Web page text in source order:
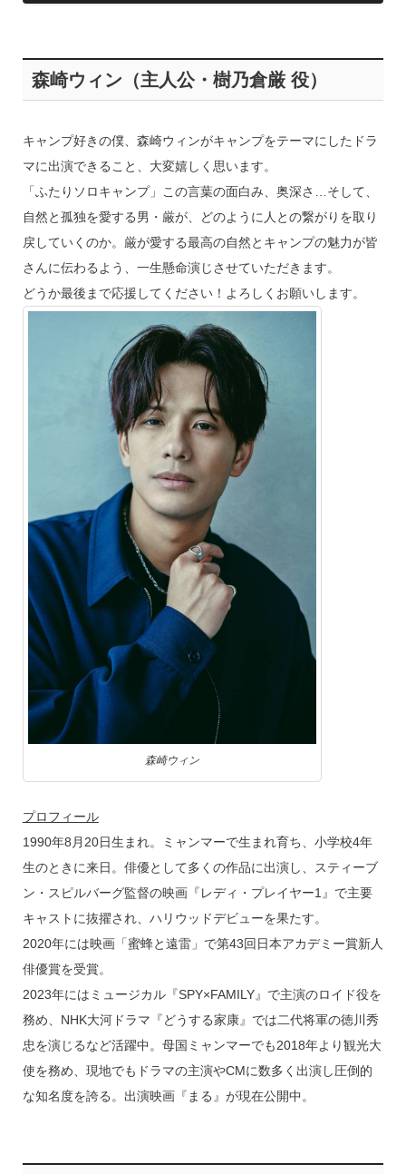
森崎ウィン（主人公・樹乃倉厳 役）
キャンプ好きの僕、森崎ウィンがキャンプをテーマにしたドラ
マに出演できること、大変嬉しく思います。
「ふたりソロキャンプ」この言葉の面白み、奥深さ…そして、
自然と孤独を愛する男・厳が、どのように人との繋がりを取り
戻していくのか。厳が愛する最高の自然とキャンプの魅力が皆
さんに伝わるよう、一生懸命演じさせていただきます。
どうか最後まで応援してください！よろしくお願いします。
森崎ウィン
プロフィール
1990年8月20日生まれ。ミャンマーで生まれ育ち、小学校4年
生のときに来日。俳優として多くの作品に出演し、スティーブ
ン・スピルバーグ監督の映画『レディ・プレイヤー1』で主要
キャストに抜擢され、ハリウッドデビューを果たす。
2020年には映画「蜜蜂と遠雷」で第43回日本アカデミー賞新人
俳優賞を受賞。
2023年にはミュージカル『SPY×FAMILY』で主演のロイド役を
務め、NHK大河ドラマ『どうする家康』では二代将軍の徳川秀
忠を演じるなど活躍中。母国ミャンマーでも2018年より観光大
使を務め、現地でもドラマの主演やCMに数多く出演し圧倒的
な知名度を誇る。出演映画『まる』が現在公開中。